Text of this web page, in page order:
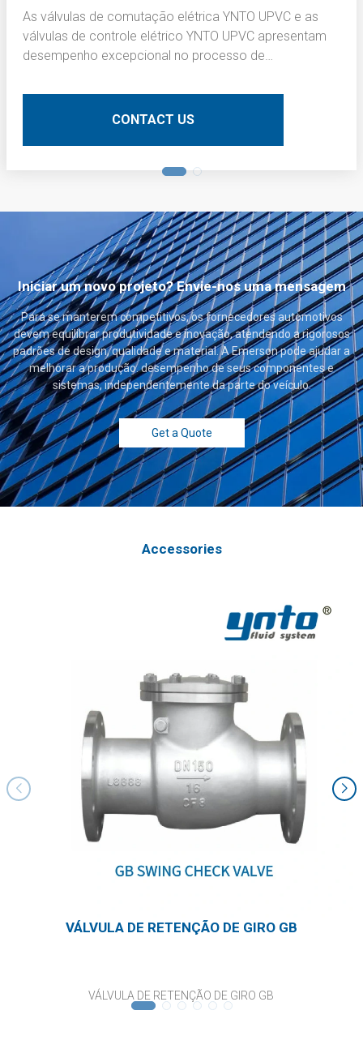
As válvulas de comutação elétrica YNTO UPVC e as
válvulas de controle elétrico YNTO UPVC apresentam
desempenho excepcional no processo de
circuito impresso (PCBs). Aqui está uma descrição
técnica detalhada:CONTACT US
Iniciar um novo projeto? Envie-nos uma mensagem
Para se manterem competitivos, os fornecedores automotivos
devem equilibrar produtividade e inovação, atendendo a rigorosos
padrões de design, qualidade e material. A Emerson pode ajudar a
melhorar a produção. desempenho de seus componentes e
sistemas, independentemente da parte do veículo.
Get a Quote
Accessories
VÁLVULA DE RETENÇÃO DE GIRO GB
VÁLVULA DE RETENÇÃO DE GIRO GB